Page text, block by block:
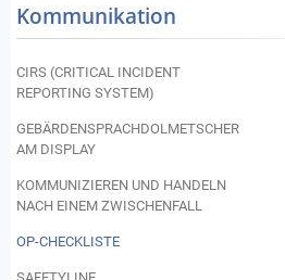
Kommunikation
CIRS (CRITICAL INCIDENT
REPORTING SYSTEM)
GEBÄRDENSPRACHDOLMETSCHER
AM DISPLAY
KOMMUNIZIEREN UND HANDELN
NACH EINEM ZWISCHENFALL
OP-CHECKLISTE